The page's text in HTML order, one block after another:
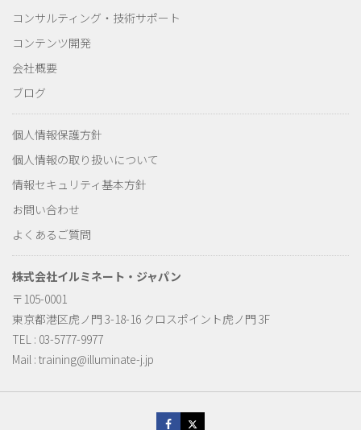
コンサルティング・技術サポート
コンテンツ開発
会社概要
ブログ
個人情報保護方針
個人情報の取り扱いについて
情報セキュリティ基本方針
お問い合わせ
よくあるご質問
株式会社イルミネート・ジャパン
〒105-0001
東京都港区虎ノ門 3-18-16 クロスポイント虎ノ門 3F
TEL : 03-5777-9977
Mail : training@illuminate-j.jp